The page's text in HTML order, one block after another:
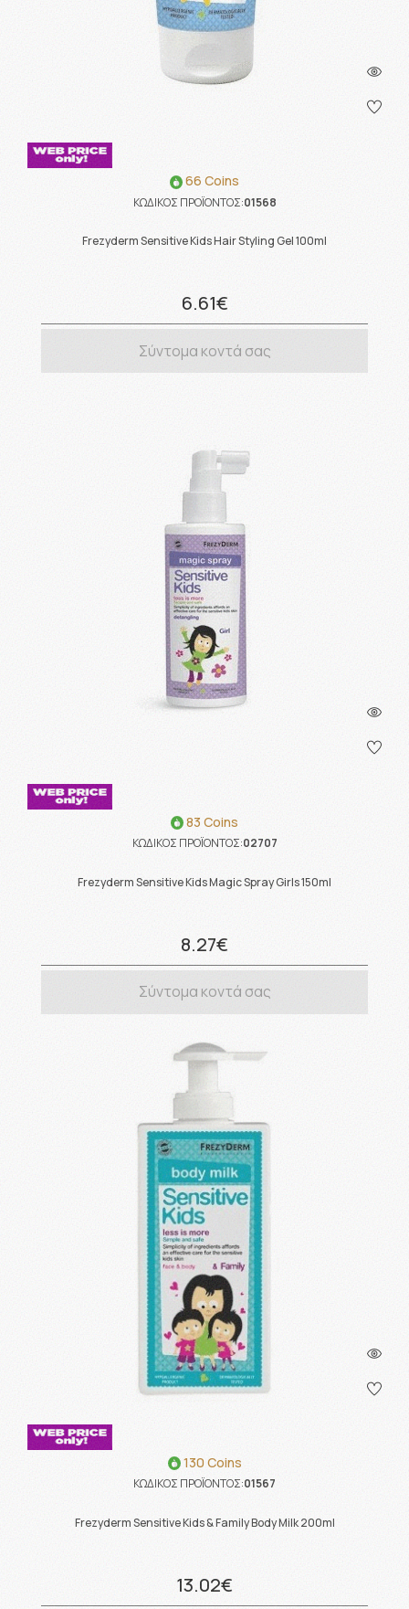
66 Coins
ΚΩΔΙΚΟΣ ΠΡΟΪΟΝΤΟΣ:01568
Frezyderm Sensitive Kids Hair Styling Gel 100ml
6.61€
Σύντομα κοντά σας
83 Coins
ΚΩΔΙΚΟΣ ΠΡΟΪΟΝΤΟΣ:02707
Frezyderm Sensitive Kids Magic Spray Girls 150ml
8.27€
Σύντομα κοντά σας
130 Coins
ΚΩΔΙΚΟΣ ΠΡΟΪΟΝΤΟΣ:01567
Frezyderm Sensitive Kids & Family Body Milk 200ml
13.02€